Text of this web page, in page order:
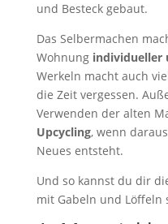
und Besteck gebaut.
Das Selbermachen
Wohnung individueller
Werkeln macht auch
die Zeit vergessen.
Verwenden der alten
Upcycling, wenn
Neues entsteht.
Und so kannst du dir
mit Gabeln und Löffeln